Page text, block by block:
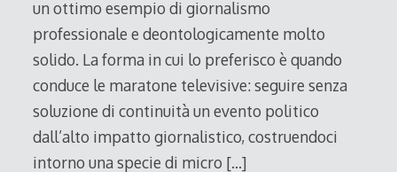
un ottimo esempio di giornalismo
professionale e deontologicamente molto
solido. La forma in cui lo preferisco è quando
conduce le maratone televisive: seguire senza
soluzione di continuità un evento politico
dall’alto impatto giornalistico, costruendoci
intorno una specie di micro […]